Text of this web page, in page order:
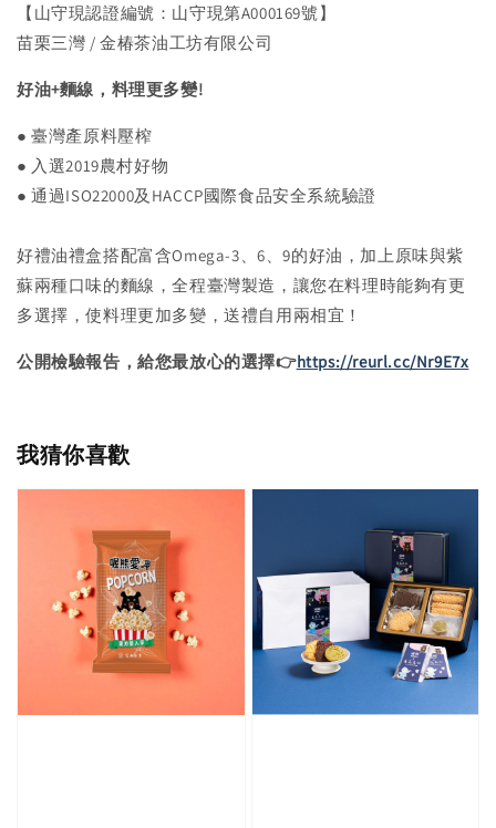
【山守現認證編號：山守現第A000169號】
苗栗三灣 / 金椿茶油工坊有限公司
好油+麵線，料理更多變!
● 臺灣產原料壓榨
● 入選2019農村好物
● 通過ISO22000及HACCP國際食品安全系統驗證
好禮油禮盒搭配富含Omega-3、6、9的好油，加上原味與紫
蘇兩種口味的麵線，全程臺灣製造，讓您在料理時能夠有更
多選擇，使料理更加多變，送禮自用兩相宜！
公開檢驗報告，給您最放心的選擇👉https://reurl.cc/Nr9E7x
我猜你喜歡